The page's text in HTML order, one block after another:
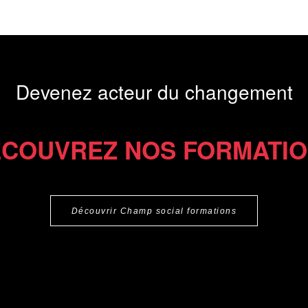
Devenez acteur du changement
NOS
Découvrir Champ social formations